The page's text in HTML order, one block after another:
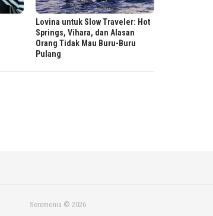
Lovina untuk Slow Traveler: Hot
Springs, Vihara, dan Alasan
Orang Tidak Mau Buru-Buru
Pulang
Seremonia © 2026